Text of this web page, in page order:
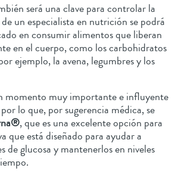
será una clave para controlar la
un especialista en nutrición se podrá
en consumir alimentos que liberan
en el cuerpo, como los carbohidratos
ejemplo, la avena, legumbres y los
momento muy importante e influyente
lo que, por sugerencia médica, se
, que es una excelente opción para
que está diseñado para ayudar a
de glucosa y mantenerlos en niveles